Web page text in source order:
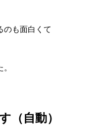
のも面白くて
（自動）